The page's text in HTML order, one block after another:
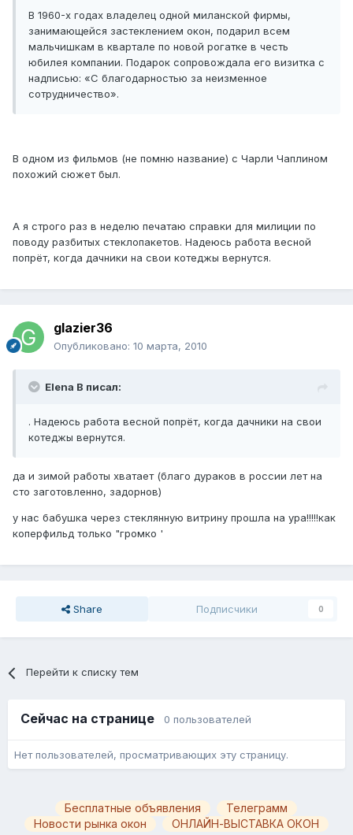
В 1960-х годах владелец одной миланской фирмы,
занимающейся застеклением окон, подарил всем
мальчишкам в квартале по новой рогатке в честь
юбилея компании. Подарок сопровождала его визитка с
надписью: «С благодарностью за неизменное
сотрудничество».
В одном из фильмов (не помню название) с Чарли Чаплином
похожий сюжет был.
А я строго раз в неделю печатаю справки для милиции по
поводу разбитых стеклопакетов. Надеюсь работа весной
попрёт, когда дачники на свои котеджы вернутся.
glazier36
Опубликовано: 10 марта, 2010
Elena B писал:
. Надеюсь работа весной попрёт, когда дачники на свои
котеджы вернутся.
да и зимой работы хватает (благо дураков в россии лет на
сто заготовленно, задорнов)
у нас бабушка через стеклянную витрину прошла на ура!!!!!как
коперфильд только "громко '
Share Подписчики 0
Перейти к списку тем
Сейчас на странице 0 пользователей
Нет пользователей, просматривающих эту страницу.
Бесплатные объявления
Телеграмм
Новости рынка окон
ОНЛАЙН-ВЫСТАВКА ОКОН